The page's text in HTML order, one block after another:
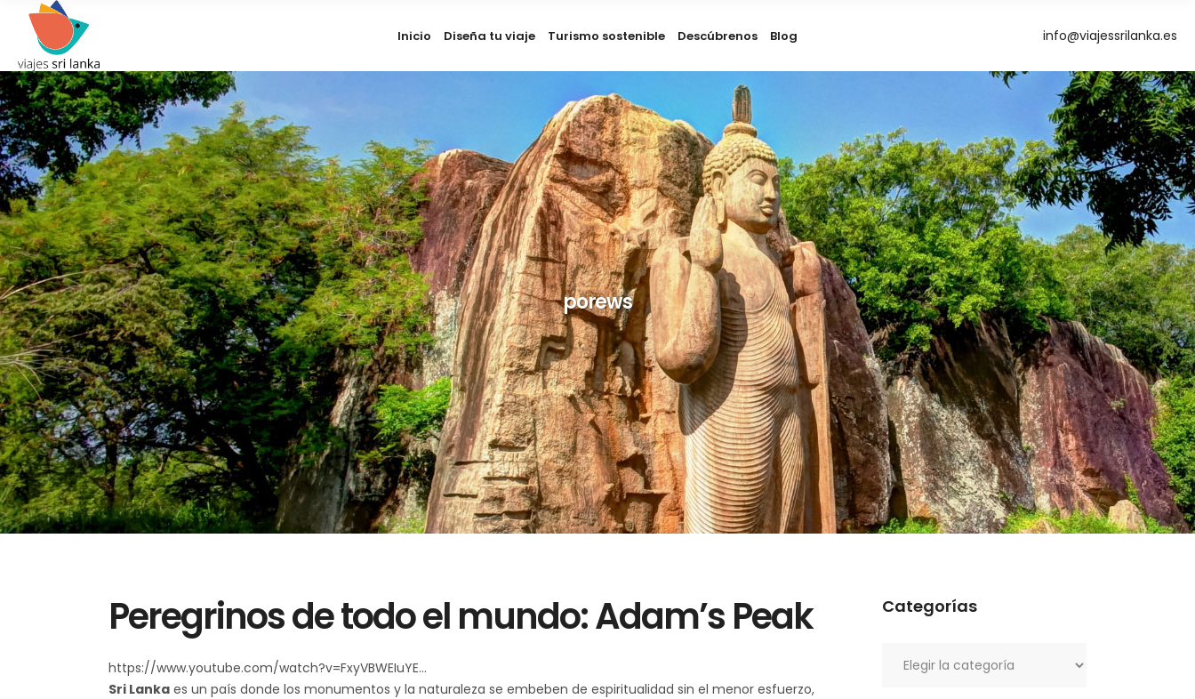
Inicio Diseña tu viaje Turismo sostenible Descúbrenos Blog info@viajessrilanka.es
porews
Peregrinos de todo el mundo: Adam’s Peak
https://www.youtube.com/watch?v=FxyVBWEIuYE
Sri Lanka es un país donde los monumentos y la naturaleza se embeben de espiritualidad sin el menor esfuerzo,
Categorías